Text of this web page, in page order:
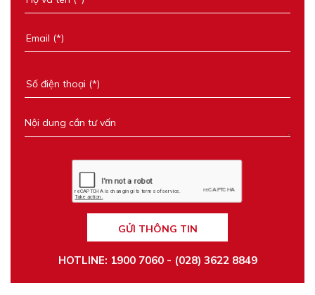
GỬI THÔNG TIN
HOTLINE: 1900 7060 - (028) 3622 8849